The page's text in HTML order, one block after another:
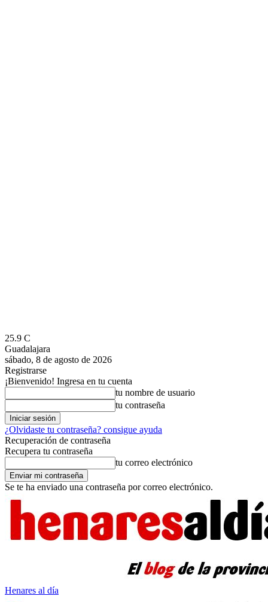
25.9 C
Guadalajara
sábado, 8 de agosto de 2026
Registrarse
¡Bienvenido! Ingresa en tu cuenta
tu nombre de usuario
tu contraseña
¿Olvidaste tu contraseña? consigue ayuda
Recuperación de contraseña
Recupera tu contraseña
tu correo electrónico
Se te ha enviado una contraseña por correo electrónico.
Henares al día